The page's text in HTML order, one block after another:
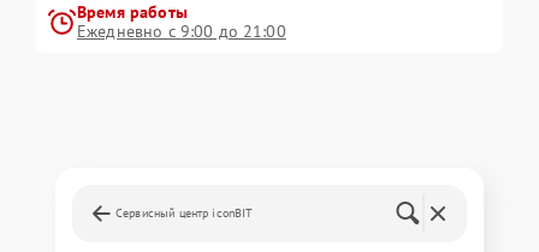
Время работы
Ежедневно с 9:00 до 21:00
Сервисный центр iconBIT